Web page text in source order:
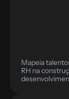
Mapeia
RH na